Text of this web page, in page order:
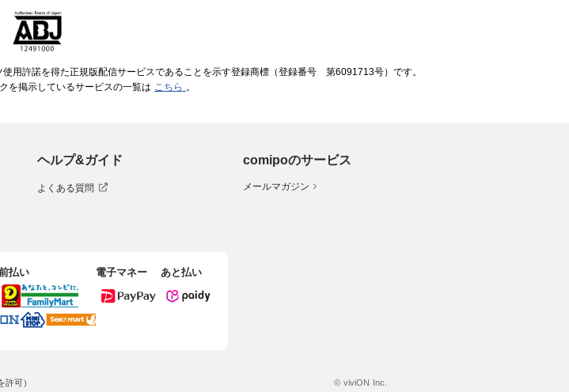
用許諾を得た正規版配信サービスであることを示す登録商標（登録番号 第6091713号）です。
を掲示しているサービスの一覧は こちら 。
ヘルプ&ガイド
よくある質問
comipoのサービス
メールマガジン
払い 電子マネー あと払い
可） © viviON Inc.